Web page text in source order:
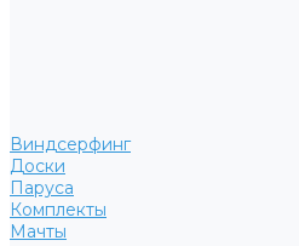
Виндсерфинг
Доски
Паруса
Комплекты
Мачты